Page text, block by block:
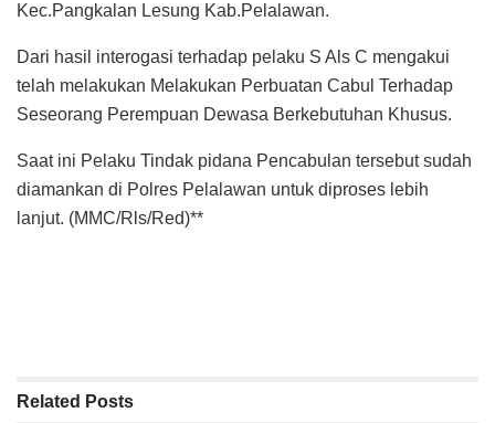
Kec.Pangkalan Lesung Kab.Pelalawan.
Dari hasil interogasi terhadap pelaku S Als C mengakui
telah melakukan Melakukan Perbuatan Cabul Terhadap
Seseorang Perempuan Dewasa Berkebutuhan Khusus.
Saat ini Pelaku Tindak pidana Pencabulan tersebut sudah
diamankan di Polres Pelalawan untuk diproses lebih
lanjut. (MMC/Rls/Red)**
Related Posts